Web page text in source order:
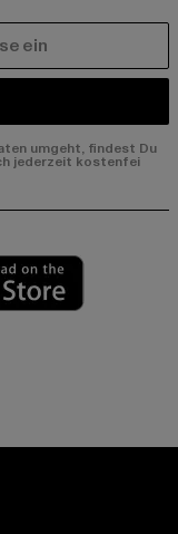
umgeht, findest Du
jederzeit kostenfei